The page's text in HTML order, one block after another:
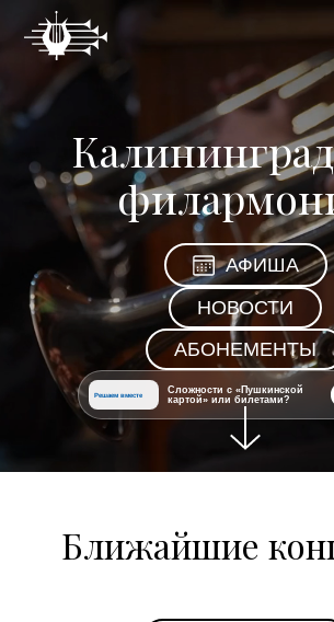
АФИША
НОВОСТИ
АБОНЕМЕНТЫ
Решаем вместе
Сложности с «Пушкинской
картой» или билетами?
Ближайшие